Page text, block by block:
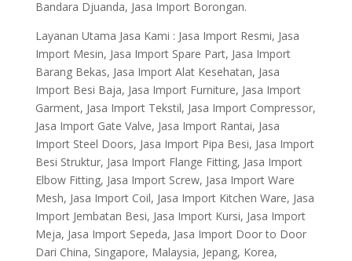
Bandara Djuanda, Jasa Import Borongan.
Layanan Utama Jasa Kami : Jasa Import Resmi, Jasa
Import Mesin, Jasa Import Spare Part, Jasa Import
Barang Bekas, Jasa Import Alat Kesehatan, Jasa
Import Besi Baja, Jasa Import Furniture, Jasa Import
Garment, Jasa Import Tekstil, Jasa Import Compressor,
Jasa Import Gate Valve, Jasa Import Rantai, Jasa
Import Steel Doors, Jasa Import Pipa Besi, Jasa Import
Besi Struktur, Jasa Import Flange Fitting, Jasa Import
Elbow Fitting, Jasa Import Screw, Jasa Import Ware
Mesh, Jasa Import Coil, Jasa Import Kitchen Ware, Jasa
Import Jembatan Besi, Jasa Import Kursi, Jasa Import
Meja, Jasa Import Sepeda, Jasa Import Door to Door
Dari China, Singapore, Malaysia, Jepang, Korea,